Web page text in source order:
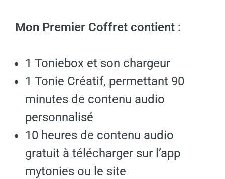
Mon Premier Coffret contient :
1 Toniebox et son chargeur
1 Tonie Créatif, permettant 90
minutes de contenu audio
personnalisé
10 heures de contenu audio
gratuit à télécharger sur l’app
mytonies ou le site